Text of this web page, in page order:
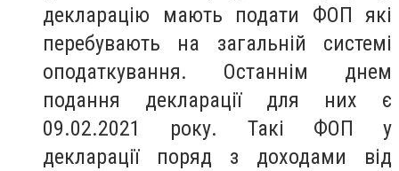
декларацію мають подати ФОП які
перебувають на загальній системі
оподаткування. Останнім днем
подання декларації для них є
09.02.2021 року. Такі ФОП у
декларації поряд з доходами від